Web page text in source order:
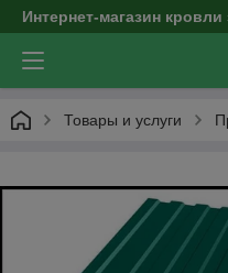
Интернет-магазин
Товары и услуги